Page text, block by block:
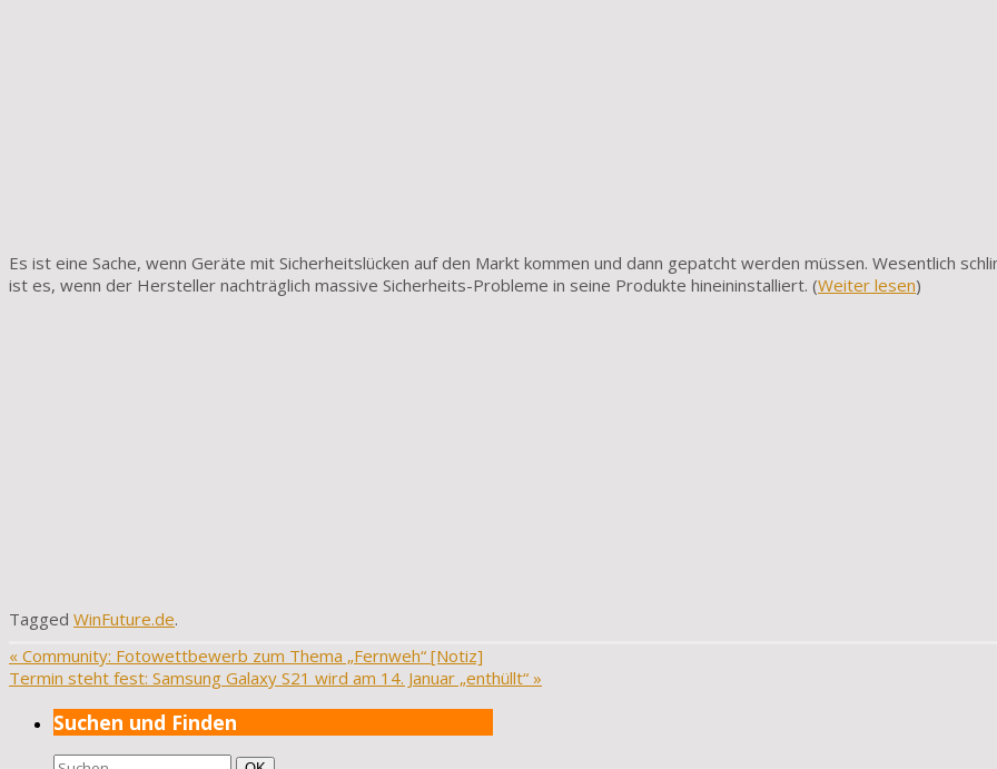
Es ist eine Sache, wenn Geräte mit Sicherheitslücken auf den Markt kommen und dann gepatcht werden müssen. Wesentlich
ist es, wenn der Hersteller nachträglich massive Sicherheits-Probleme in seine Produkte hineininstalliert. (Weiter lesen)
Tagged WinFuture.de.
« Community: Fotowettbewerb zum Thema „Fernweh“ [Notiz]
Termin steht fest: Samsung Galaxy S21 wird am 14. Januar „enthüllt“ »
Suchen und Finden